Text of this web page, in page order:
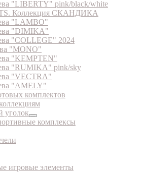
"LIBERTY" pink/black/white
Коллекция СКАНДИКА
"LAMBO"
"DIMIKA"
"COLLEGE" 2024
"MONO"
"KEMPTEN"
"RUMIKA" pink/sky
"VECTRA"
"AMELY"
комплектов
уголок
комплексы
игровые элементы